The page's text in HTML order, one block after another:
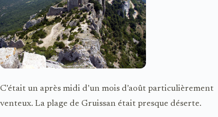
C’était un après midi d’un mois d’août particulièrement
venteux. La plage de Gruissan était presque déserte.